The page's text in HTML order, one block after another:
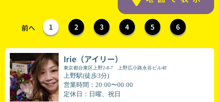
前へ 1 2 3 4 5 6
Irie（アイリー）
東京都台東区上野2-8-7 上野広小路永谷ビル4F
上野駅(徒歩3分)
営業時間：20:00〜00:00
定休日：日曜、祝日